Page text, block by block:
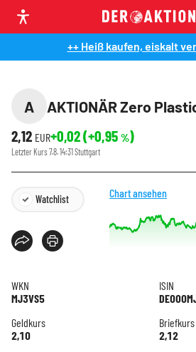
++ Heiß kaufen, eiskalt
A
2,12 EUR+0,02(+0,95 %)
Letzter Kurs7.8. 14:31 Stuttgart
Watchlist Chart ansehen
WKN
MJ3VS5
ISIN
Geldkurs
2,10
Briefkurs
2,12